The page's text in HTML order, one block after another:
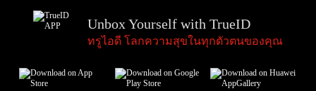
Unbox Yourself with TrueID
ทรูไอดี โลกความสุขในทุกตัวตนของคุณ